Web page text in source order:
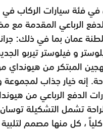
في فئة سيارات الركاب
الرباعي المقدمة
عمان بما في ذلك:
و فيلوستر تيربو
المبتكر من هيونداي
إنه خيار جذاب
الدفع الرباعي من
تشمل التشكيلة
، كل منها مصمم